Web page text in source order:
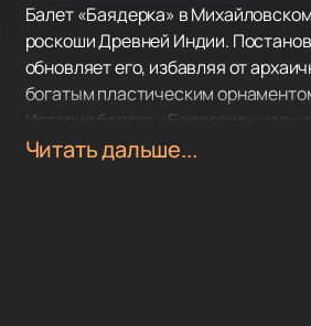
Балет «Баядерка» в
роскоши Древней Индии.
обновляет его, избавляя от
богатым пластическим
История балета «Баядерка»
прекрасного воина. Их чувства
Если вы хотите окунуться в
Читать дальше...